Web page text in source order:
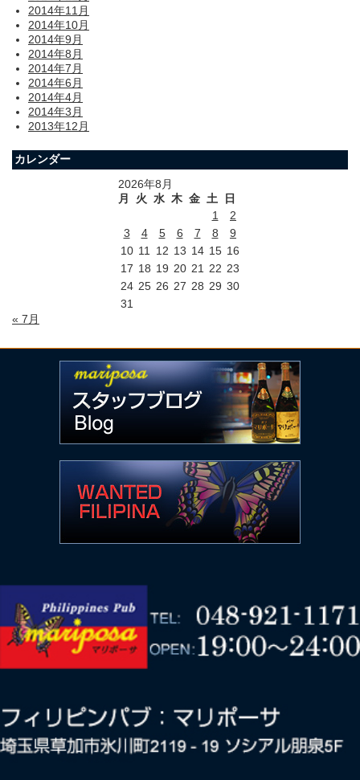
2014年11月
2014年10月
2014年9月
2014年8月
2014年7月
2014年6月
2014年4月
2014年3月
2013年12月
カレンダー
2026年8月
月
火 水 木 金 土
日
1
2
3
4 5 6 7 8
9
10 11 12 13 14 15 16
17 18 19 20 21 22 23
24 25 26 27 28 29 30
31
« 7月